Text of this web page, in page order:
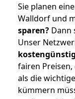
Sie planen
Walldorf und
sparen? Dann
Unser
fairen
als die
kümmern